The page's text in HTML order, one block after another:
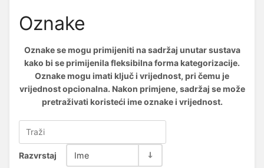
Oznake
Oznake se mogu primijeniti na sadržaj unutar sustava
kako bi se primijenila fleksibilna forma kategorizacije.
Oznake mogu imati ključ i vrijednost, pri čemu je
vrijednost opcionalna. Nakon primjene, sadržaj se može
pretraživati koristeći ime oznake i vrijednost.
Razvrstaj Ime